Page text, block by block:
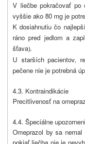
V liečbe pokračovať po
vyššie ako 80 mg je
K dosiahnutiu čo
ráno pred jedlom a
šťava).
U starších pacientov,
pečene nie je potrebná
4.3. Kontraindikácie
Precitlivenosť na
4.4. Špeciálne
Omeprazol by sa